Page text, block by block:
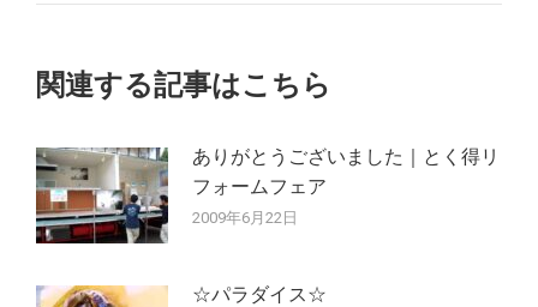
ー
ョ
ン
関連する記事はこちら
ありがとうございました｜とく得リ
フォームフェア
2009年6月22日
☆パラダイス☆